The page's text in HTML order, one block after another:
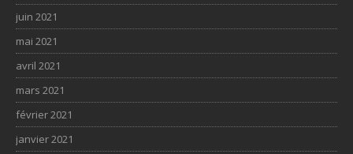
juin 2021
mai 2021
avril 2021
mars 2021
février 2021
janvier 2021